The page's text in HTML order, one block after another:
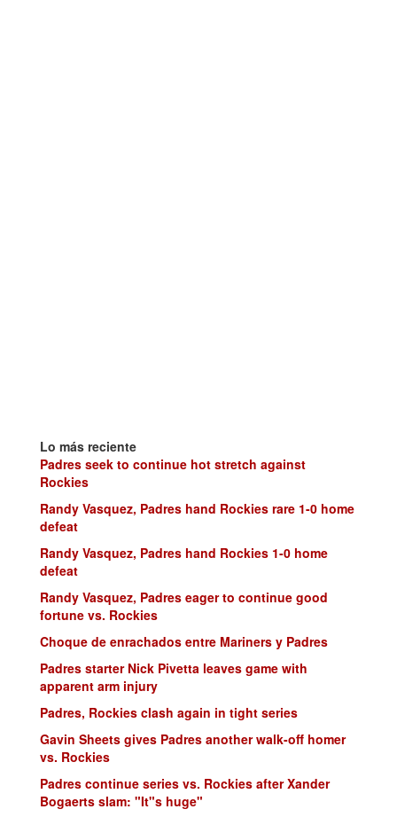
Lo más reciente
Padres seek to continue hot stretch against
Rockies
Randy Vasquez, Padres hand Rockies rare 1-0 home
defeat
Randy Vasquez, Padres hand Rockies 1-0 home
defeat
Randy Vasquez, Padres eager to continue good
fortune vs. Rockies
Choque de enrachados entre Mariners y Padres
Padres starter Nick Pivetta leaves game with
apparent arm injury
Padres, Rockies clash again in tight series
Gavin Sheets gives Padres another walk-off homer
vs. Rockies
Padres continue series vs. Rockies after Xander
Bogaerts slam: "It"s huge"